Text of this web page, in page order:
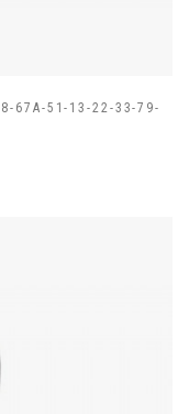
67A-51-13-22-33-79-